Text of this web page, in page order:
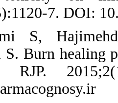
21. Fahimi
Mortazavi S.
Medicine.
http://